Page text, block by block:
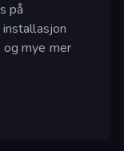
på
mye mer